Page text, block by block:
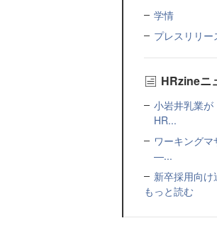
学情
プレスリリー
HRzineニ
小岩井乳業
HR...
ワーキング
—...
新卒採用向
もっと読む